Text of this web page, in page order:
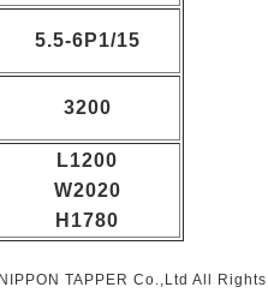
5.5-6P1/15
3200
L1200
W2020
H1780
TAPPER Co.,Ltd All